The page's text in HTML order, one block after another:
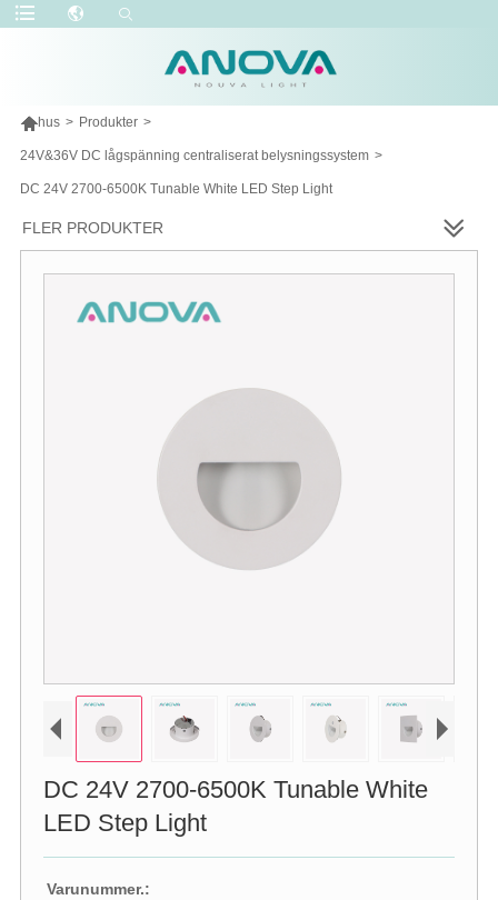
hus > Produkter >
24V&36V DC lågspänning centraliserat belysningssystem >
DC 24V 2700-6500K Tunable White LED Step Light
FLER PRODUKTER
DC 24V 2700-6500K Tunable White
LED Step Light
Varunummer.: